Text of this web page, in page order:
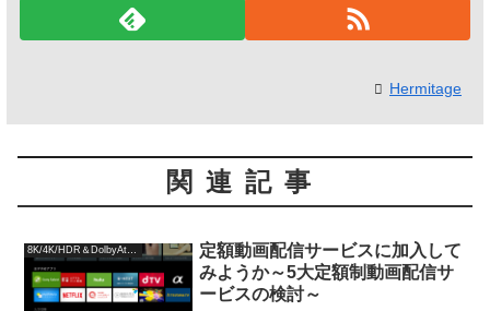
Hermitage
関連記事
定額動画配信サービスに加入して
みようか～5大定額制動画配信サ
ービスの検討～